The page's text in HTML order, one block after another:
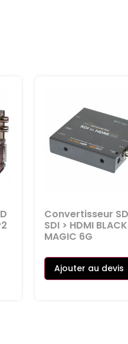
Convertisseur
SDI > HDMI BLACK
MAGIC 6G
Ajouter au devis